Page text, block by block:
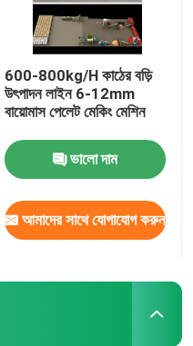
600-800kg/H কাঠের বড়ি
উৎপাদন লাইন 6-12mm
বায়োমাস পেলেট মেকিং মেশিন
ভালো দাম
আমাদের সাথে যোগাযোগ করুন